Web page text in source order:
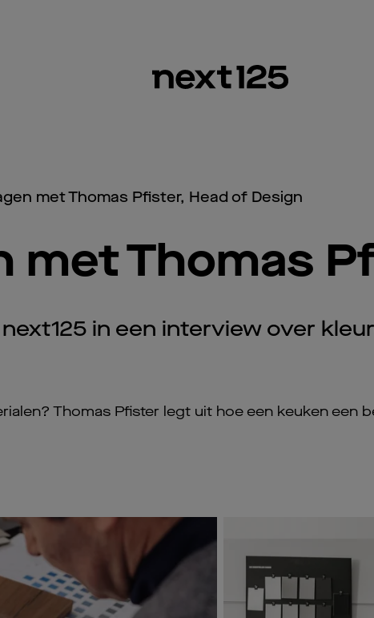
met Thomas Pfister, Head of Design
met Thomas
in een interview over
Thomas Pfister legt uit hoe een keuken een